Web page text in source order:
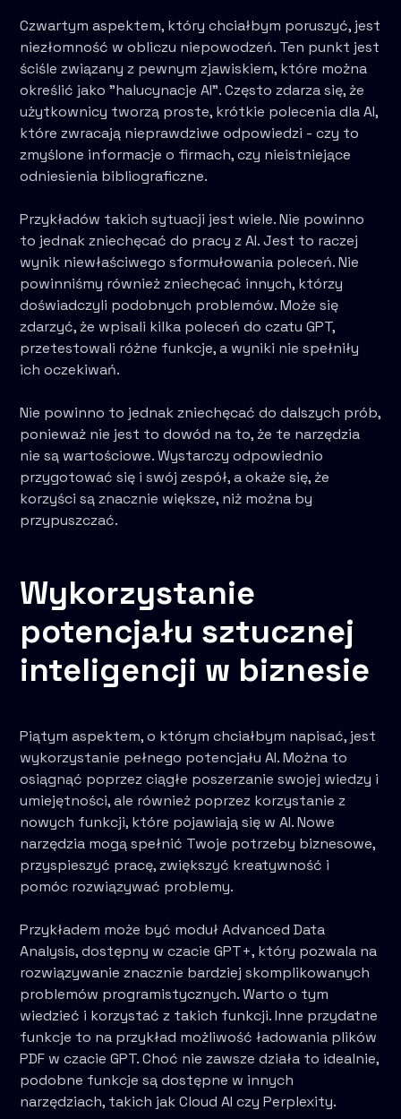
Czwartym aspektem, który chciałbym poruszyć, jest
niezłomność w obliczu niepowodzeń. Ten punkt jest
ściśle związany z pewnym zjawiskiem, które można
określić jako "halucynacje AI". Często zdarza się, że
użytkownicy tworzą proste, krótkie polecenia dla AI,
które zwracają nieprawdziwe odpowiedzi - czy to
zmyślone informacje o firmach, czy nieistniejące
odniesienia bibliograficzne.
Przykładów takich sytuacji jest wiele. Nie powinno
to jednak zniechęcać do pracy z AI. Jest to raczej
wynik niewłaściwego sformułowania poleceń. Nie
powinniśmy również zniechęcać innych, którzy
doświadczyli podobnych problemów. Może się
zdarzyć, że wpisali kilka poleceń do czatu GPT,
przetestowali różne funkcje, a wyniki nie spełniły
ich oczekiwań.
Nie powinno to jednak zniechęcać do dalszych prób,
ponieważ nie jest to dowód na to, że te narzędzia
nie są wartościowe. Wystarczy odpowiednio
przygotować się i swój zespół, a okaże się, że
korzyści są znacznie większe, niż można by
przypuszczać.
Wykorzystanie
potencjału sztucznej
inteligencji w biznesie
Piątym aspektem, o którym chciałbym napisać, jest
wykorzystanie pełnego potencjału AI. Można to
osiągnąć poprzez ciągłe poszerzanie swojej wiedzy i
umiejętności, ale również poprzez korzystanie z
nowych funkcji, które pojawiają się w AI. Nowe
narzędzia mogą spełnić Twoje potrzeby biznesowe,
przyspieszyć pracę, zwiększyć kreatywność i
pomóc rozwiązywać problemy.
Przykładem może być moduł Advanced Data
Analysis, dostępny w czacie GPT+, który pozwala na
rozwiązywanie znacznie bardziej skomplikowanych
problemów programistycznych. Warto o tym
wiedzieć i korzystać z takich funkcji. Inne przydatne
funkcje to na przykład możliwość ładowania plików
PDF w czacie GPT. Choć nie zawsze działa to idealnie,
podobne funkcje są dostępne w innych
narzędziach, takich jak Cloud AI czy Perplexity.